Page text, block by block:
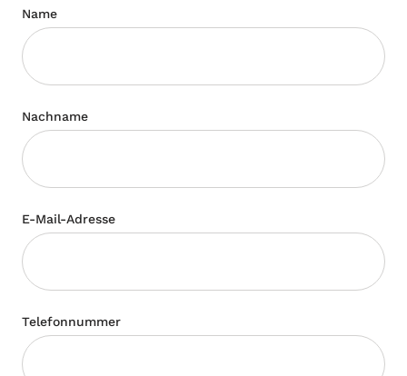
Name
Nachname
E-Mail-Adresse
Telefonnummer